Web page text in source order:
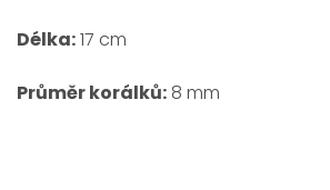
Délka:17 cm
Průměr korálků: 8 mm